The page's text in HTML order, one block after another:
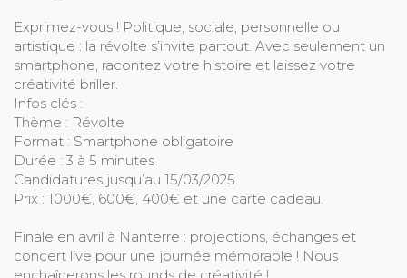
Exprimez-vous ! Politique, sociale, personnelle ou
artistique : la révolte s’invite partout. Avec seulement un
smartphone, racontez votre histoire et laissez votre
créativité briller.
Infos clés :
Thème : Révolte
Format : Smartphone obligatoire
Durée : 3 à 5 minutes
Candidatures jusqu’au 15/03/2025
Prix : 1000€, 600€, 400€ et une carte cadeau.
Finale en avril à Nanterre : projections, échanges et
concert live pour une journée mémorable ! Nous